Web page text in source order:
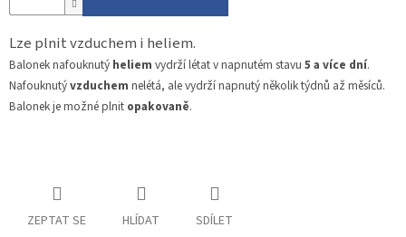
Lze plnit vzduchem i heliem.
Balonek nafouknutý heliem vydrží létat v napnutém stavu 5 a více dní.
Nafouknutývzduchem nelétá, ale vydrží napnutý několik týdnů až měsíců.
Balonek je možné plnit opakovaně.
ZEPTAT SE HLÍDAT SDÍLET